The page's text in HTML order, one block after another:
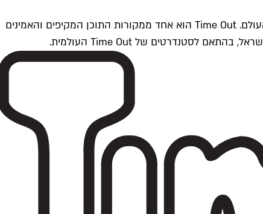
Time Outתל אביב הוא חלק מרשת Time Out Global — רשת מדיה בינלאומית הפועלת ב-360 ערים מרכזיות וב-60 מדינות ברחבי העולם. Time Out הוא אחד ממקורות התוכן המקיפים והאמינים